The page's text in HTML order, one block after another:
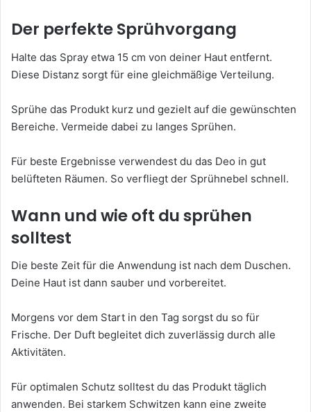
Der perfekte Sprühvorgang
Halte das Spray etwa 15 cm von deiner Haut entfernt.
Diese Distanz sorgt für eine gleichmäßige Verteilung.
Sprühe das Produkt kurz und gezielt auf die gewünschten
Bereiche. Vermeide dabei zu langes Sprühen.
Für beste Ergebnisse verwendest du das Deo in gut
belüfteten Räumen. So verfliegt der Sprühnebel schnell.
Wann und wie oft du sprühen
solltest
Die beste Zeit für die Anwendung ist nach dem Duschen.
Deine Haut ist dann sauber und vorbereitet.
Morgens vor dem Start in den Tag sorgst du so für
Frische. Der Duft begleitet dich zuverlässig durch alle
Aktivitäten.
Für optimalen Schutz solltest du das Produkt täglich
anwenden. Bei starkem Schwitzen kann eine zweite